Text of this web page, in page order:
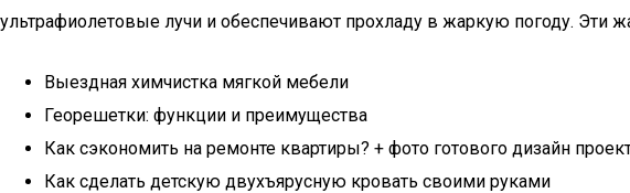
ультрафиолетовые лучи и обеспечивают прохладу в жаркую погоду. Эти
Выездная химчистка мягкой мебели
Георешетки: функции и преимущества
Как сэкономить на ремонте квартиры? + фото готового дизайн
Как сделать детскую двухъярусную кровать своими руками